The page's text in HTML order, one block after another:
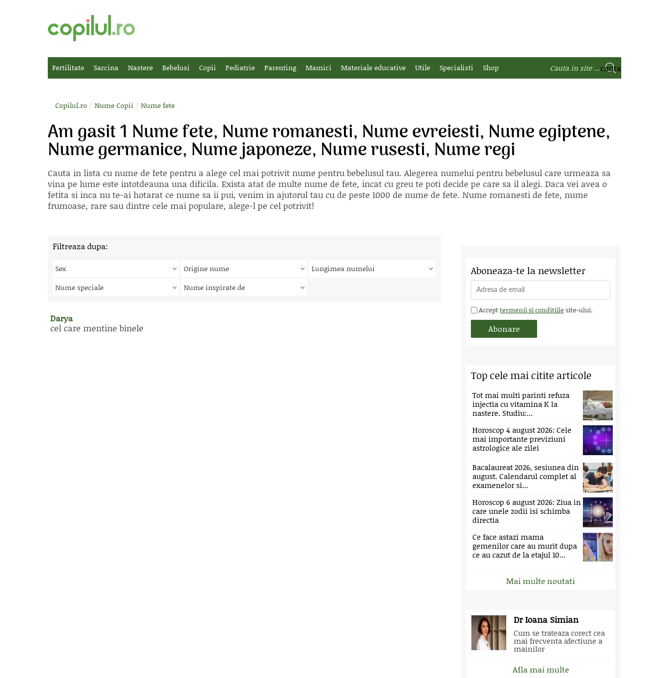
Fertilitate Sarcina Nastere Bebelusi Copii Pediatrie Parenting Mamici Materiale educative Utile Specialisti Shop
Copilul.ro / Nume Copii / Nume fete
Am gasit 1 Nume fete, Nume romanesti, Nume evreiesti, Nume egiptene,
Nume germanice, Nume japoneze, Nume rusesti, Nume regi
Cauta in lista cu nume de fete pentru a alege cel mai potrivit nume pentru bebelusul tau. Alegerea numelui pentru bebelusul care urmeaza sa
vina pe lume este intotdeauna una dificila. Exista atat de multe nume de fete, incat cu greu te poti decide pe care sa il alegi. Daca vei avea o
fetita si inca nu te-ai hotarat ce nume sa ii pui, venim in ajutorul tau cu de peste 1000 de nume de fete. Nume romanesti de fete, nume
frumoase, rare sau dintre cele mai populare, alege-l pe cel potrivit!
Filtreaza dupa:
Sex Origine nume
Lungimea numelui
Nume speciale
Nume inspirate de
Darya
cel care mentine binele
Aboneaza-te la newsletter
Accepttermenii si conditiile site-ului.
Top cele mai citite articole
Tot mai multi parinti refuza
injectia cu vitamina K la
nastere. Studiu:...
Horoscop 4 august 2026: Cele
mai importante previziuni
astrologice ale zilei
Bacalaureat 2026, sesiunea din
august. Calendarul complet al
examenelor si...
Horoscop 6 august 2026: Ziua in
care unele zodii isi schimba
directia
Ce face astazi mama
gemenilor care au murit dupa
ce au cazut de la etajul 10...
Mai multe noutati
Dr Ioana Simian
Cum se trateaza corect cea
mai frecventa afectiune a
mainilor
Afla mai multe